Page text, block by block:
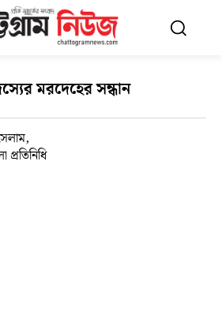
মরদেহের সন্ধান
প্রতিনিধি